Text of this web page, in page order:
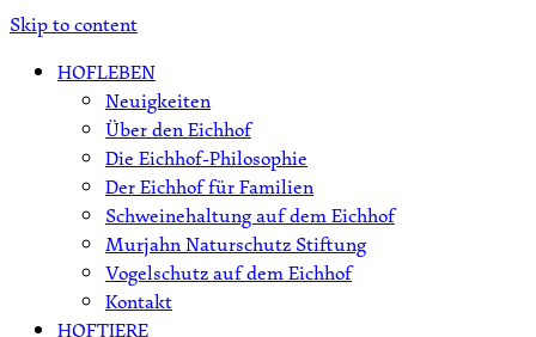
Skip to content
HOFLEBEN
Neuigkeiten
Über den Eichhof
Die Eichhof-Philosophie
Der Eichhof für Familien
Schweinehaltung auf dem Eichhof
Murjahn Naturschutz Stiftung
Vogelschutz auf dem Eichhof
Kontakt
HOFTIERE